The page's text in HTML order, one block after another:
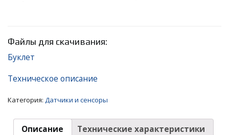
Файлы для скачивания:
Буклет
Техническое описание
Категория: Датчики и сенсоры
Описание Технические характеристики